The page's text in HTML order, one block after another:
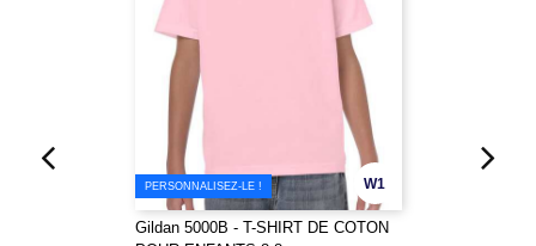
W1
PERSONNALISEZ-LE !
Gildan 5000B - T-SHIRT DE COTON